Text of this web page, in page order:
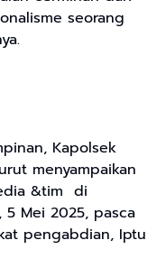
seorang
Kapolsek
menyampaikan
&tim di
5 Mei 2025, pasca
pengabdian, Iptu